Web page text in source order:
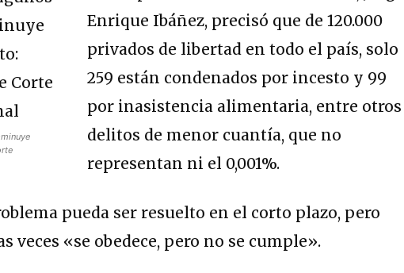
Enrique Ibáñez, precisó que de 120.000
privados de libertad en todo el país, solo
259 están condenados por incesto y 99
por inasistencia alimentaria, entre otros
delitos de menor cuantía, que no
representan ni el 0,001%.
pueda ser resuelto en el corto plazo, pero
veces «se obedece, pero no se cumple».